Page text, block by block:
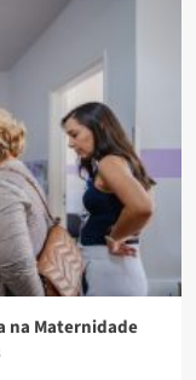
na Maternidade